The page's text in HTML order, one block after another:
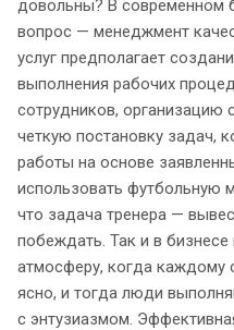
довольны? В современном
вопрос — менеджмент
услуг предполагает
выполнения рабочих
сотрудников, организацию
четкую постановку задач,
работы на основе
использовать футбольную
что задача тренера —
побеждать. Так и в
атмосферу, когда каждому
ясно, и тогда люди
с энтузиазмом.